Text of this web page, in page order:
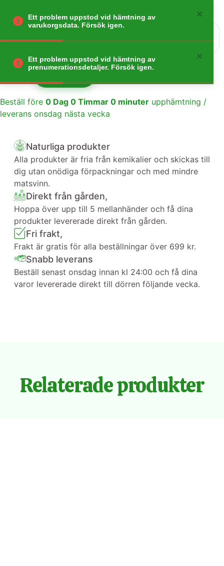
Gå tillbaka
Beställ före 0 Dag 0 Timmar 0 minuter upphämtning /
leverans onsdag nästa vecka
Naturliga produkter
Alla produkter är fria från kemikalier och skickas till
dig utan onödiga förpackningar och med mindre
matsvinn.
Direkt från gården,
Hoppa över upp till 5 mellanhänder och få dina
produkter levererade direkt från gården.
Fri frakt,
Frakt är gratis för alla beställningar över 699 kr.
Snabb leverans
Beställ senast onsdag innan kl 24:00 och få dina
varor levererade direkt till dörren följande vecka.
Relaterade produkter
Ett problem uppstod vid hämtning av
varukorgsdata. Försök igen.
Ett problem uppstod vid hämtning av
prenumerationsdetaljer. Försök igen.